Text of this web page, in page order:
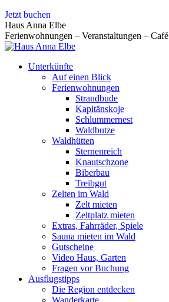
Zum
Inhalt
springen
Jetzt buchen
Haus Anna Elbe
Ferienwohnungen – Veranstaltungen – Café
Unterkünfte
Auf einen Blick
Ferienwohnungen
Strandbude
Kapitänskoje
Schlummernest
Waldbutze
Waldhütten
Sternenreich
Knautschzone
Biberbau
Treibgut
Zelten im Wald
Zelt mieten
Zeltplatz mieten
Extras, Fahrräder, Spiele
Sauna mieten im Wald
Gutscheine
Video Haus, Garten
Fragen vor Buchung
Ausflugstipps
Die Region entdecken
Wanderkarte